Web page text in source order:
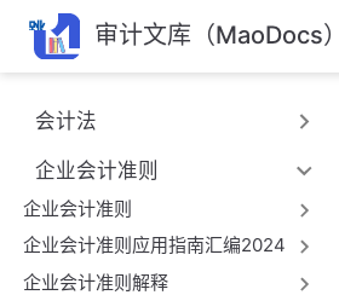
跳
至
主
內
容
审计文库（MaoDocs）
会计法
企业会计准则
企业会计准则
企业会计准则应用指南汇编2024
企业会计准则解释